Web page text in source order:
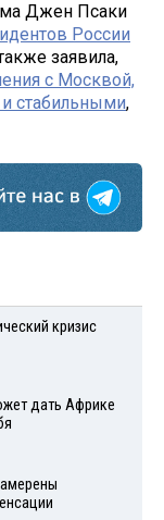
Джен Псаки
России
заявила,
с Москвой,
стабильными,
кризис
дать Африке